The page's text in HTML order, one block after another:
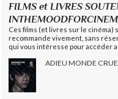
FILMS et LIVRES
Ces films (et livres sur le cinéma)
recommande vivement, sans
qui vous intéresse pour accéder
ADIEU MONDE